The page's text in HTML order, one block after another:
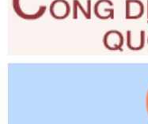
Số kí hiệu: 351/
Tên: Nghị định số
định chuẩn nghèo đa
Ngày ban hành: 29/12/
3014/
Tên: Quyết định về